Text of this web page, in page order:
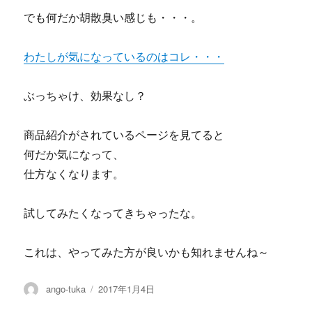
でも何だか胡散臭い感じも・・・。
わたしが気になっているのはコレ・・・
ぶっちゃけ、効果なし？
商品紹介がされているページを見てると
何だか気になって、
仕方なくなります。
試してみたくなってきちゃったな。
これは、やってみた方が良いかも知れませんね～
投
ango-tuka
投
2017年1月4日